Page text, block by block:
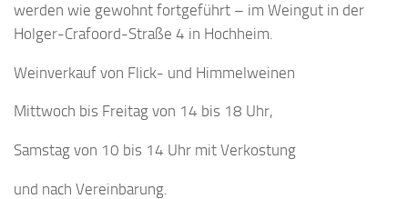
werden wie gewohnt fortgeführt – im Weingut in der
Holger-Crafoord-Straße 4 in Hochheim.
Weinverkauf von Flick- und Himmelweinen
Mittwoch bis Freitag von 14 bis 18 Uhr,
Samstag von 10 bis 14 Uhr mit Verkostung
und nach Vereinbarung.